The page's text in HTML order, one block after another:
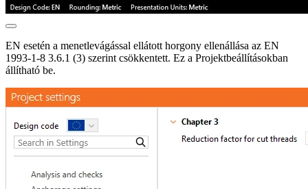
EN esetén a menetlevágással ellátott horgony ellenállása az EN
1993-1-8 3.6.1 (3) szerint csökkentett. Ez a Projektbeállításokban
állítható be.